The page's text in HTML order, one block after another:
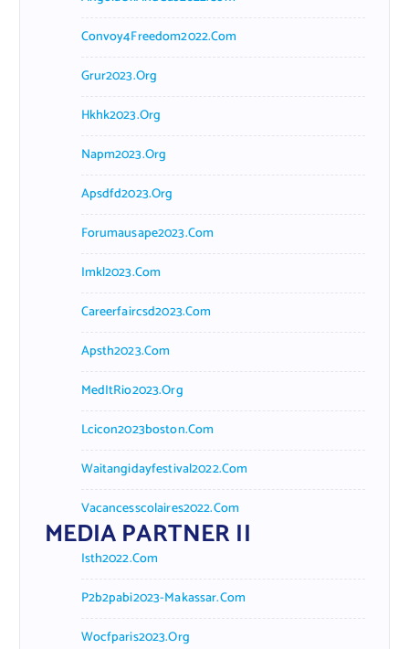
Convoy4Freedom2022.com
Grur2023.org
Hkhk2023.org
Napm2023.org
Apsdfd2023.org
Forumausape2023.com
Imkl2023.com
Careerfaircsd2023.com
Apsth2023.com
MedItRio2023.org
Lcicon2023boston.com
Waitangidayfestival2022.com
Vacancesscolaires2022.com
MEDIA PARTNER II
Isth2022.com
P2b2pabi2023-Makassar.com
Wocfparis2023.org